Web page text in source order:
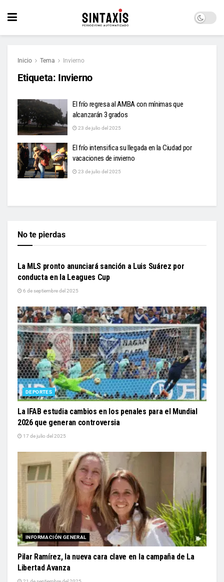
Inicio Tema Invierno
Etiqueta: Invierno
El frío regresa al AMBA con mínimas que
alcanzarán 3 grados
23 de julio del 2025
El frío intensifica su llegada en la Ciudad por
vacaciones de invierno
23 de julio del 2025
No te pierdas
INFORMACIÓN GENERAL
La MLS pronto anunciará sanción a Luis Suárez por
conducta en la Leagues Cup
6 de septiembre del 2025
DEPORTES
La IFAB estudia cambios en los penales para el Mundial
2026 que generan controversia
17 de julio del 2025
INFORMACIÓN GENERAL
Pilar Ramírez, la nueva cara clave en la campaña de La
Libertad Avanza